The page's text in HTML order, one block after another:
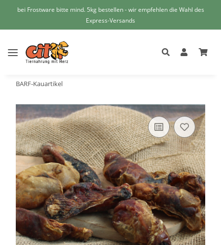
bei Frostware bitte mind. 5kg bestellen - wir empfehlen die Wahl des
Express-Versands
BARF-Kauartikel